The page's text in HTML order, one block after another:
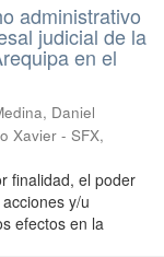
administrativo
judicial de la
en el
Daniel
Xavier - SFX,
finalidad, el poder
y/u
efectos en la